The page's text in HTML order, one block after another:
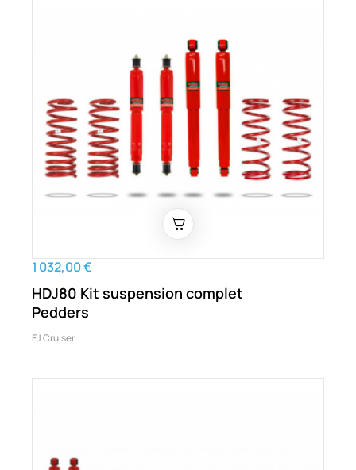
1 032,00 €
HDJ80 Kit suspension complet
Pedders
FJ Cruiser